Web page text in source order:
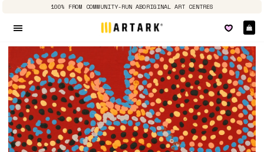
100% FROM COMMUNITY-RUN ABORIGINAL ART CENTRES